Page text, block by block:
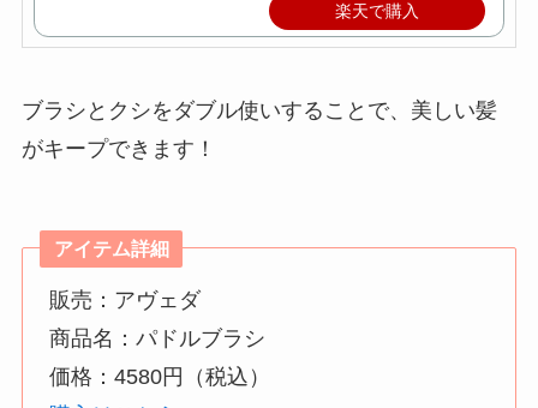
楽天で購入
ブラシとクシをダブル使いすることで、美しい髪
がキープできます！
アイテム詳細
販売：アヴェダ
商品名：パドルブラシ
価格：4580円（税込）